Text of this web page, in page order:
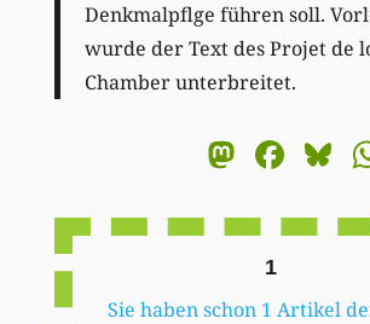
Denkmalpflge führen soll.
wurde der Text des Projet de
Chamber unterbreitet.
1
Sie haben schon 1 Artikel